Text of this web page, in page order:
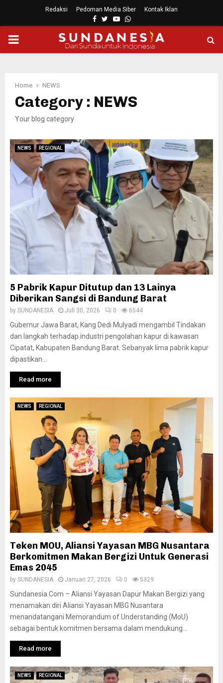
Redaksi Pedoman Media Siber Kontak Iklan
Facebook
TwitterYoutubeWhatsapp
PRIMARY
Home NEWS
Category : NEWS
Your blog category
NEWS REGIONAL
5 Pabrik Kapur Ditutup dan 13 Lainya
Diberikan Sangsi di Bandung Barat
by SUNDANESIA Juli 30, 2026 0 6544
Gubernur Jawa Barat, Kang Dedi Mulyadi mengambil Tindakan
dan langkah terhadap industri pengolahan kapur di kawasan
Cipatat, Kabupaten Bandung Barat. Sebanyak lima pabrik kapur
dipastikan...
Read more
NEWS REGIONAL
Teken MOU, Aliansi Yayasan MBG Nusantara
Berkomitmen Makan Bergizi Untuk Generasi
Emas 2045
by SUNDANESIA Januari 27, 2026 0 5329
Sundanesia.Com – Aliansi Yayasan Dapur Makan Bergizi yang
menamakan diri Aliansi Yayasan MBG Nusantara
menandatangani Memorandum of Understanding (MoU)
sebagai bentuk komitmen bersama dalam mendukung...
Read more
NEWS REGIONAL